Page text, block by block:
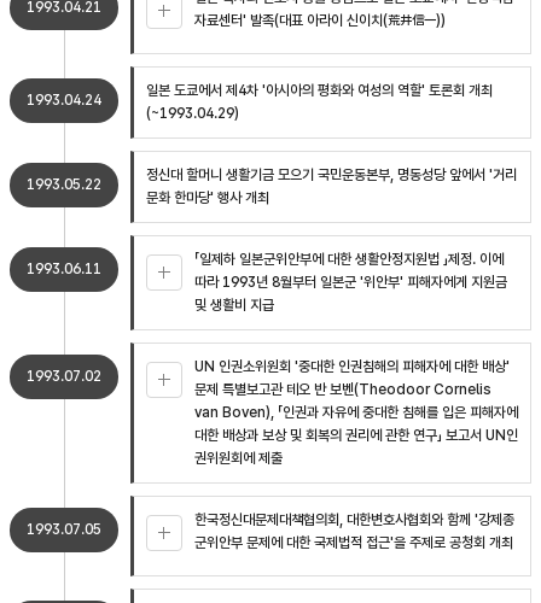
1993.04.21
자료센터' 발족(대표 아라이 신이치(荒井信一))
1993.04.24
일본 도쿄에서 제4차 '아시아의 평화와 여성의 역할' 토론회 개최
(~1993.04.29)
1993.05.22
정신대 할머니 생활기금 모으기 국민운동본부, 명동성당 앞에서 '거리
문화 한마당' 행사 개최
1993.06.11
「일제하 일본군위안부에 대한 생활안정지원법 」제정. 이에
따라 1993년 8월부터 일본군 '위안부' 피해자에게 지원금
및 생활비 지급
1993.07.02
UN 인권소위원회 '중대한 인권침해의 피해자에 대한 배상'
문제 특별보고관 테오 반 보벤(Theodoor Cornelis
van Boven), 「인권과 자유에 중대한 침해를 입은 피해자에
대한 배상과 보상 및 회복의 권리에 관한 연구」 보고서 UN인
권위원회에 제출
1993.07.05
한국정신대문제대책협의회, 대한변호사협회와 함께 '강제종
군위안부 문제에 대한 국제법적 접근'을 주제로 공청회 개최